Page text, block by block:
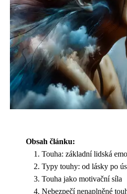
Obsah článku:
Touha: základní lidská
Typy touhy: od lásky po
Touha jako motivační síla
Nebezpečí nenaplněné